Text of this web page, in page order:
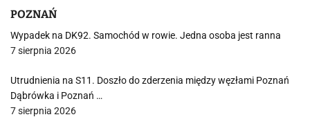
POZNAŃ
Wypadek na DK92. Samochód w rowie. Jedna osoba jest ranna
7 sierpnia 2026
Utrudnienia na S11. Doszło do zderzenia między węzłami Poznań
Dąbrówka i Poznań …
7 sierpnia 2026